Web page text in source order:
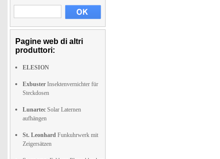
Pagine web di altri
produttori:
ELESION
Exbuster Insektenvernichter für
Steckdosen
Lunartec Solar Laternen
aufhängen
St. Leonhard Funkuhrwerk mit
Zeigersätzen